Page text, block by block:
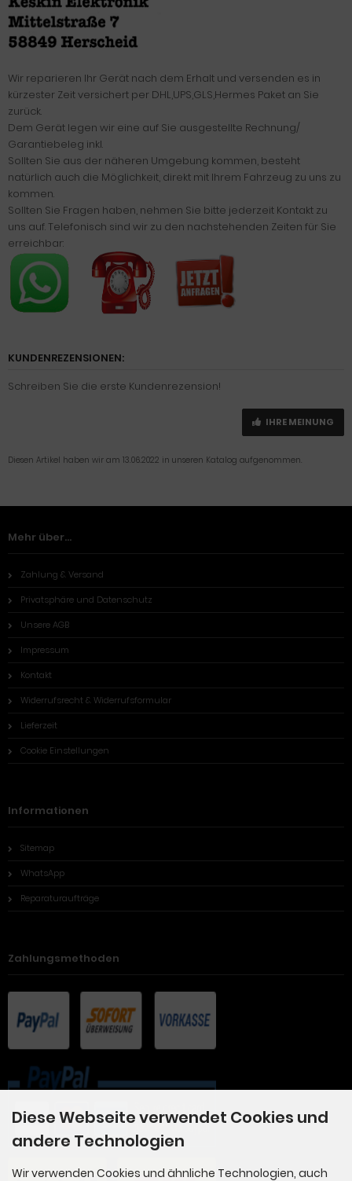
Wir reparieren Ihr Gerät nach dem Erhalt und versenden es in
kürzester Zeit versichert per DHL,UPS,GLS,Hermes Paket an Sie
zurück.
Dem Gerät legen wir eine auf Sie ausgestellte Rechnung/
Garantiebeleg inkl.
Sollten Sie aus der näheren Umgebung kommen, besteht
natürlich auch die Möglichkeit, direkt mit Ihrem Fahrzeug zu uns zu
kommen.
Sollten Sie Fragen haben, nehmen Sie bitte jederzeit Kontakt zu
uns auf. Telefonisch sind wir zu den nachstehenden Zeiten für Sie
erreichbar:
KUNDENREZENSIONEN:
Schreiben Sie die erste Kundenrezension!
IHRE MEINUNG
Diesen Artikel haben wir am 13.06.2022 in unseren Katalog aufgenommen.
Mehr über...
Zahlung & Versand
Privatsphäre und Datenschutz
Unsere AGB
Impressum
Kontakt
Widerrufsrecht & Widerrufsformular
Lieferzeit
Cookie Einstellungen
Informationen
Sitemap
WhatsApp
Reparaturaufträge
Zahlungsmethoden
Diese Webseite verwendet Cookies und
andere Technologien
Wir verwenden Cookies und ähnliche Technologien, auch